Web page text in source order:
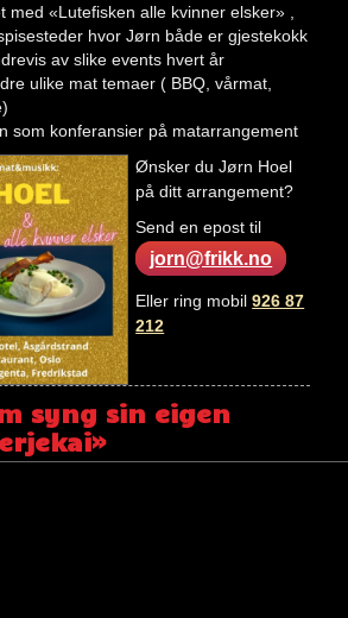
med «Lutefisken alle kvinner elsker» ,
hvor Jørn både er gjestekokk
av slike events hvert år
ulike mat temaer ( BBQ, vårmat,
som konferansier på matarrangement
Ønsker du Jørn Hoel
på ditt arrangement?
Send en epost til
jorn@frikk.no
Eller ring mobil926 87
212
syng sin eigen